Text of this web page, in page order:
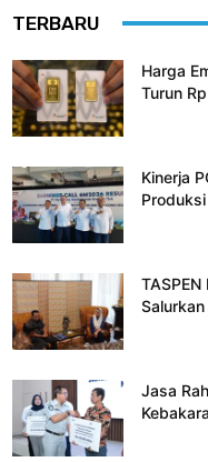
TERBARU
Harga
Turun
Kinerja
Jasa